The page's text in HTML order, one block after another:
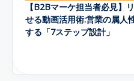
【B2Bマーケ担当者必見】
せる動画活用術:営業の属人
する「7ステップ設計」